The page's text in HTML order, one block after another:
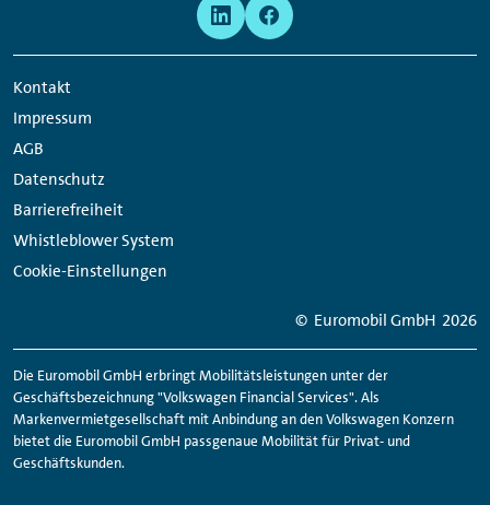
Kontakt
Impressum
AGB
Datenschutz
Barrierefreiheit
Whistleblower System
Cookie-Einstellungen
Network
Links
© Euromobil GmbH 2026
Die Euromobil GmbH erbringt Mobilitätsleistungen unter der
Geschäftsbezeichnung "Volkswagen Financial Services". Als
Markenvermietgesellschaft mit Anbindung an den Volkswagen Konzern
bietet die Euromobil GmbH passgenaue Mobilität für Privat- und
Geschäftskunden.